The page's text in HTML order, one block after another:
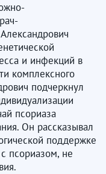
и инфекций в
комплексного
подчеркнул
псориаза
Он рассказывал
поддержке
псориазом, не